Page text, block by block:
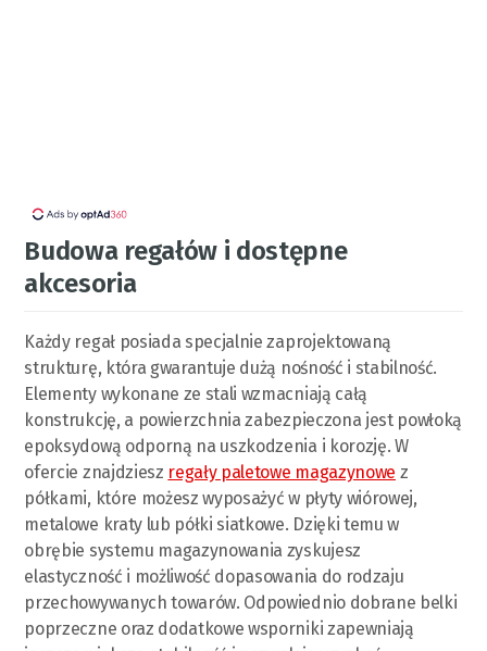
Budowa regałów i dostępne
akcesoria
Każdy regał posiada specjalnie zaprojektowaną
strukturę, która gwarantuje dużą nośność i stabilność.
Elementy wykonane ze stali wzmacniają całą
konstrukcję, a powierzchnia zabezpieczona jest powłoką
epoksydową odporną na uszkodzenia i korozję. W
ofercie znajdziesz regały paletowe magazynowe z
półkami, które możesz wyposażyć w płyty wiórowej,
metalowe kraty lub półki siatkowe. Dzięki temu w
obrębie systemu magazynowania zyskujesz
elastyczność i możliwość dopasowania do rodzaju
przechowywanych towarów. Odpowiednio dobrane belki
poprzeczne oraz dodatkowe wsporniki zapewniają